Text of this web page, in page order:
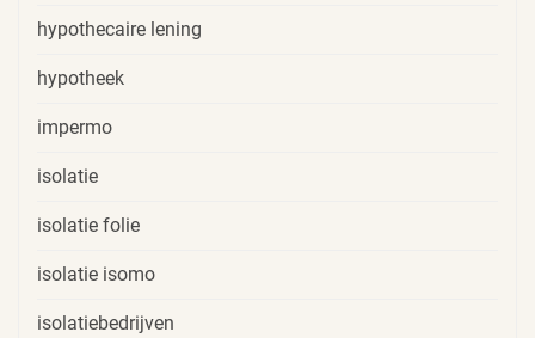
hypothecaire lening
hypotheek
impermo
isolatie
isolatie folie
isolatie isomo
isolatiebedrijven